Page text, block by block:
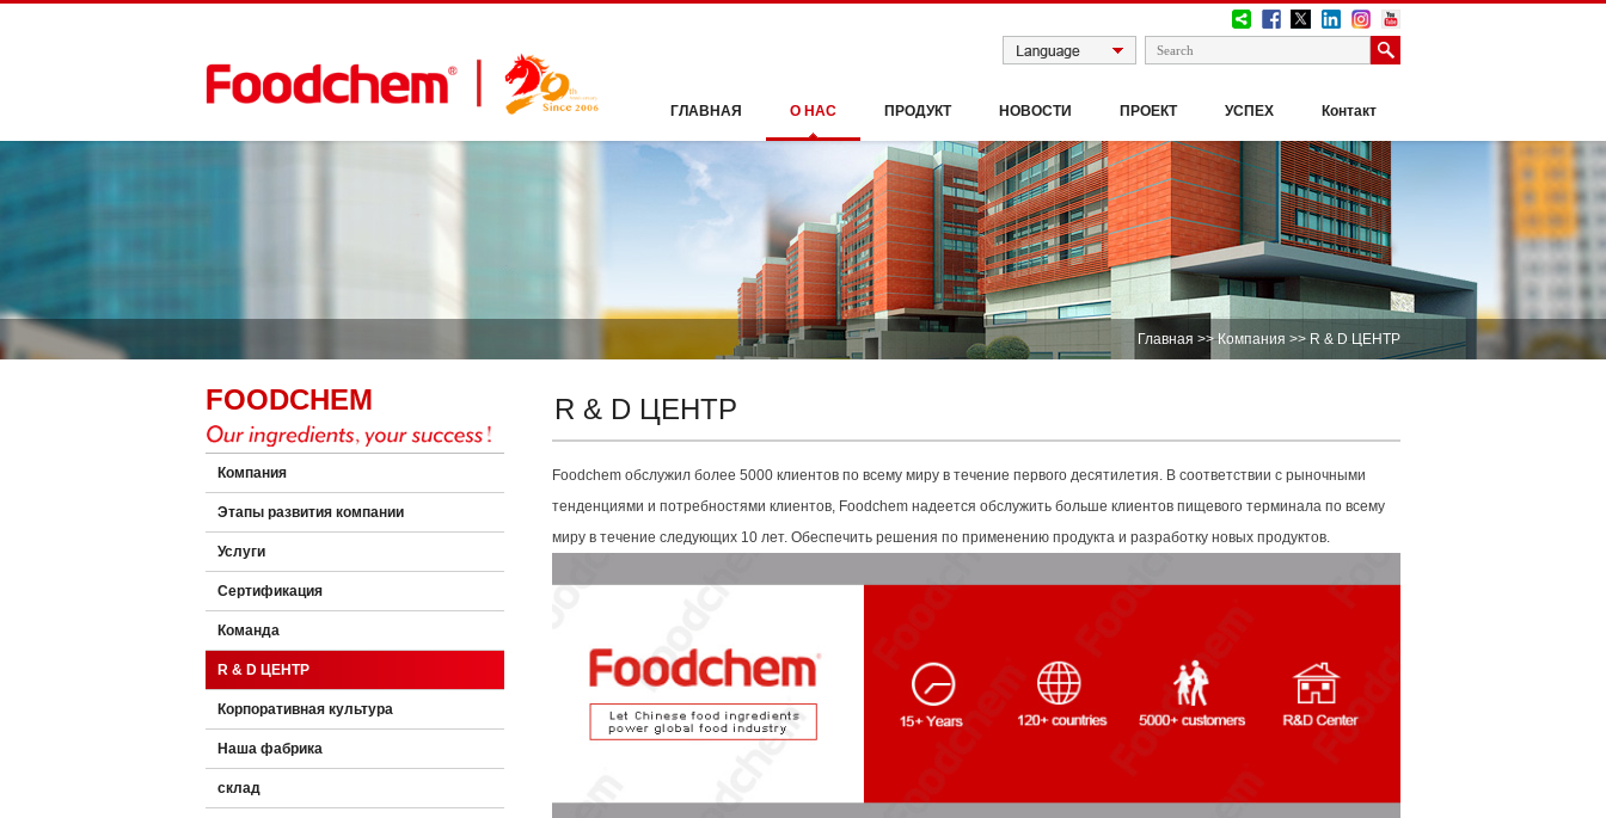
ГЛАВНАЯ О НАС ПРОДУКТ НОВОСТИ ПРОЕКТ УСПЕХ Контакт
Главная >>Компания >> R & D ЦЕНТР
FOODCHEM
Компания
Этапы развития компании
Услуги
Сертификация
Команда
R & D ЦЕНТР
Корпоративная культура
Наша фабрика
склад
R & D ЦЕНТР
Foodchem обслужил более 5000 клиентов по всему миру в течение первого десятилетия. В соответствии с рыночными
тенденциями и потребностями клиентов, Foodchem надеется обслужить больше клиентов пищевого терминала по всему
миру в течение следующих 10 лет. Обеспечить решения по применению продукта и разработку новых продуктов.